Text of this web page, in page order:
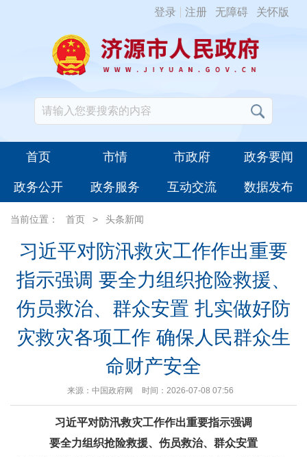
登录 注册 无障碍 关怀版
首页 市情 市政府 政务要闻
政务公开 政务服务 互动交流 数据发布
当前位置： 首页 > 头条新闻
习近平对防汛救灾工作作出重要
指示强调 要全力组织抢险救援、
伤员救治、群众安置 扎实做好防
灾救灾各项工作 确保人民群众生
命财产安全
来源：中国政府网 时间：2026-07-08 07:56
习近平对防汛救灾工作作出重要指示强调
要全力组织抢险救援、伤员救治、群众安置